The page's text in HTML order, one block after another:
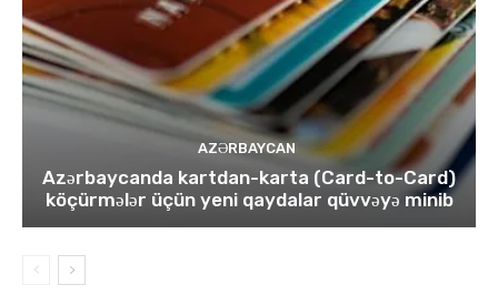
AZƏRBAYCAN
Azərbaycanda kartdan-karta (Card-to-Card)
köçürmələr üçün yeni qaydalar qüvvəyə minib